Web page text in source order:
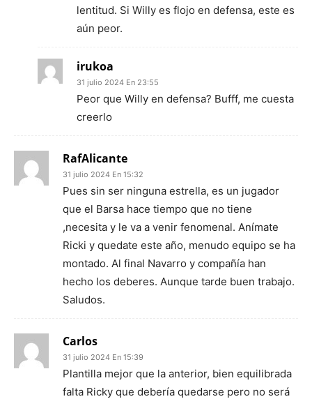
lentitud. Si Willy es flojo en defensa, este es
aún peor.
irukoa
31 julio 2024 En 23:55
Peor que Willy en defensa? Bufff, me cuesta
creerlo
RafAlicante
31 julio 2024 En 15:32
Pues sin ser ninguna estrella, es un jugador
que el Barsa hace tiempo que no tiene
,necesita y le va a venir fenomenal. Anímate
Ricki y quedate este año, menudo equipo se ha
montado. Al final Navarro y compañía han
hecho los deberes. Aunque tarde buen trabajo.
Saludos.
Carlos
31 julio 2024 En 15:39
Plantilla mejor que la anterior, bien equilibrada
falta Ricky que debería quedarse pero no será